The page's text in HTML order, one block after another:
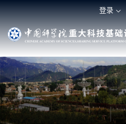
登录